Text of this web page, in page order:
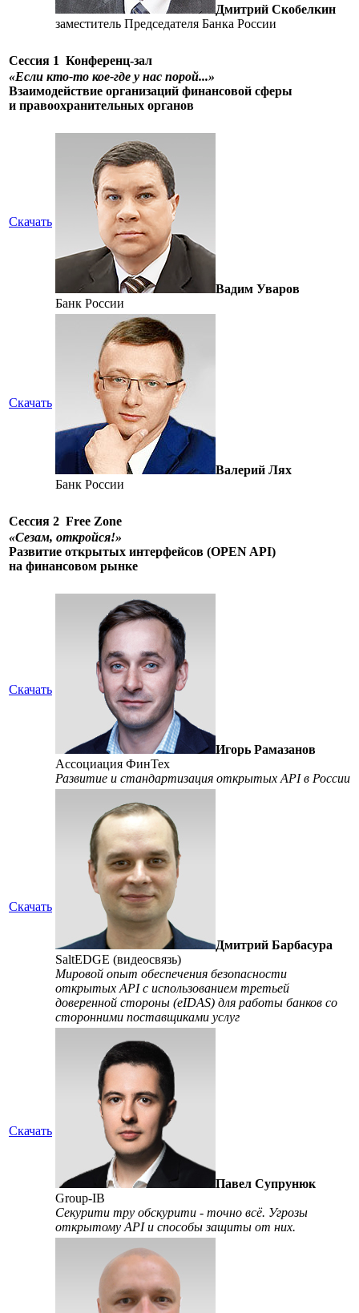
Дмитрий Скобелкин
заместитель Председателя Банка России
Сессия 1 Конференц-зал
«Если кто-то кое-где у нас порой...»
Взаимодействие организаций финансовой сферы
и правоохранительных органов
Скачать
Вадим Уваров
Банк России
Скачать
Валерий Лях
Банк России
Сессия 2 Free Zone
«Сезам, откройся!»
Развитие открытых интерфейсов (OPEN API)
на финансовом рынке
Скачать
Игорь Рамазанов
Ассоциация ФинТех
Развитие и стандартизация открытых API в России
Скачать
Дмитрий Барбасура
SaltEDGE (видеосвязь)
Мировой опыт обеспечения безопасности
открытых API с использованием третьей
доверенной стороны (eIDAS) для работы банков со
сторонними поставщиками услуг
Скачать
Павел Супрунюк
Group-IB
Секурити тру обскурити - точно всё. Угрозы
открытому API и способы защиты от них.